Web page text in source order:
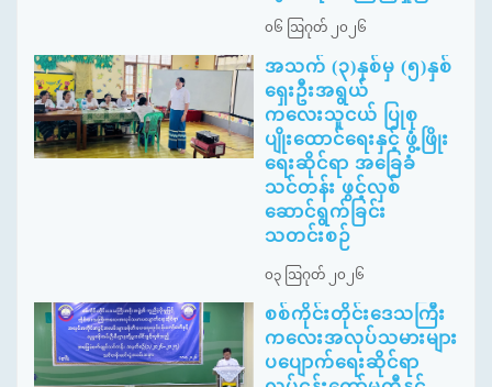
၀၆ ဩဂုတ် ၂၀၂၆
အသက် (၃)နှစ်မှ (၅)နှစ်
ရှေးဦးအရွယ်
ကလေးသူငယ် ပြုစု
ပျိုးထောင်ရေးနှင့် ဖွံ့ဖြိုး
ရေးဆိုင်ရာ အခြေခံ
သင်တန်း ဖွင့်လှစ်
ဆောင်ရွက်ခြင်း
သတင်းစဉ်
၀၃ ဩဂုတ် ၂၀၂၆
စစ်ကိုင်းတိုင်းဒေသကြီး
ကလေးအလုပ်သမားများ
ပပျောက်ရေးဆိုင်ရာ